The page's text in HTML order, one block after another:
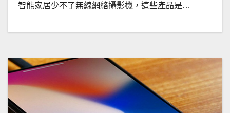
智能家居少不了無線網絡攝影機，這些產品是…